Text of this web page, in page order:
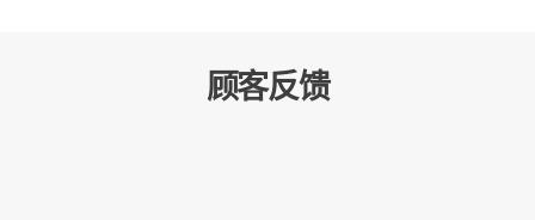
顾客反馈